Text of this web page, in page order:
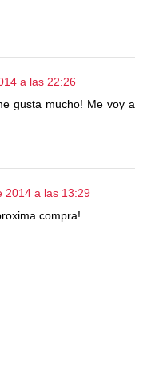
a las 22:26
gusta mucho! Me voy a
2014 a las 13:29
compra!